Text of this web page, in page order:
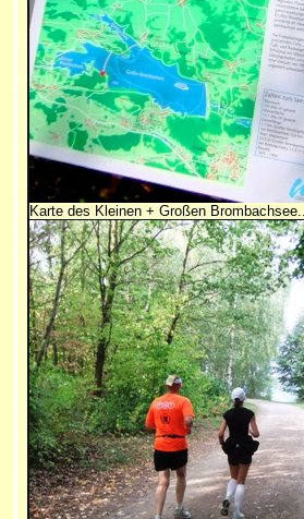
Karte des Kleinen + Großen Brombachsee...